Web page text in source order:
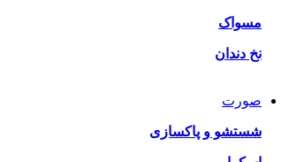
مسواک
نخ دندان
صورت
شستشو و پاکسازی